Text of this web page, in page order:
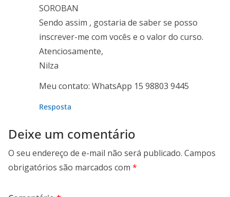
SOROBAN
Sendo assim , gostaria de saber se posso
inscrever-me com vocês e o valor do curso.
Atenciosamente,
Nilza
Meu contato: WhatsApp 15 98803 9445
Resposta
Deixe um comentário
O seu endereço de e-mail não será publicado. Campos
obrigatórios são marcados com *